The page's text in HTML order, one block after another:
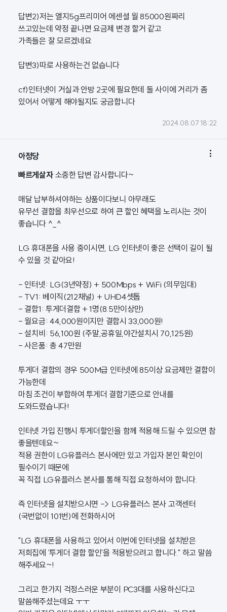
답변2)저는 엘지5g프리미어 에센셜 월 85000원짜리
쓰고있는데 약정 끝나면 요금제 변경 할거 같고
가족들은 잘 모르겠네요
답변3)따로 사용하는건 없습니다
cf)인터넷이 거실과 안방 2곳에 필요한데 둘 사이에 거리가 좀
있어서 어떻게 해야될지도 궁금합니다
2024.08.07 18:22
아정당 
빠르게살자 소중한 답변 감사합니다~
매달 납부하셔야하는 상품이다보니 아무래도
유무선 결합을 최우선으로 하여 큰 할인 혜택을 노리시는 것이
좋습니다 ^_^
LG 휴대폰을 사용 중이시면, LG 인터넷이 좋은 선택이 길이 될
수 있을 것 같아요!
- 인터넷: LG(3년약정) + 500Mbps + WiFi (의무임대)
- TV1: 베이직(212채널) + UHD4셋톱
- 결합1: 투게더결합 + 1명(8.5만이상만)
- 월요금: 44,000원이지만 결합시 33,000원!
- 설치비: 56,100원 (주말,공휴일,야간설치시 70,125원)
- 사은품: 총 47만원
투게더 결합의 경우 500M급 인터넷에 85이상 요금제만 결합이
가능한데
마침 조건이 부합하여 투게더 결합기준으로 안내를
도와드렸습니다!
인터넷 가입 진행시 투게더할인을 함께 적용해 드릴 수 있으면 참
좋을텐데요~
적용 권한이 LG유플러스 본사에만 있고 가입자 본인 확인이
필수이기 때문에
꼭 직접 LG유플러스 본사를 통해 직접 요청하셔야 합니다.
즉 인터넷을 설치받으시면 -> LG유플러스 본사 고객센터
(국번없이 101번)에 전화하시어
"LG 휴대폰을 사용하고 있어서 이번에 인터넷을 설치받은
저희집에 '투게더 결합 할인'을 적용받으려고 합니다." 하고 말씀
해주세요~!
그리고 한가지 걱정스러운 부분이 PC3대를 사용하신다고
말씀해주셨는데요 ㅜㅜ